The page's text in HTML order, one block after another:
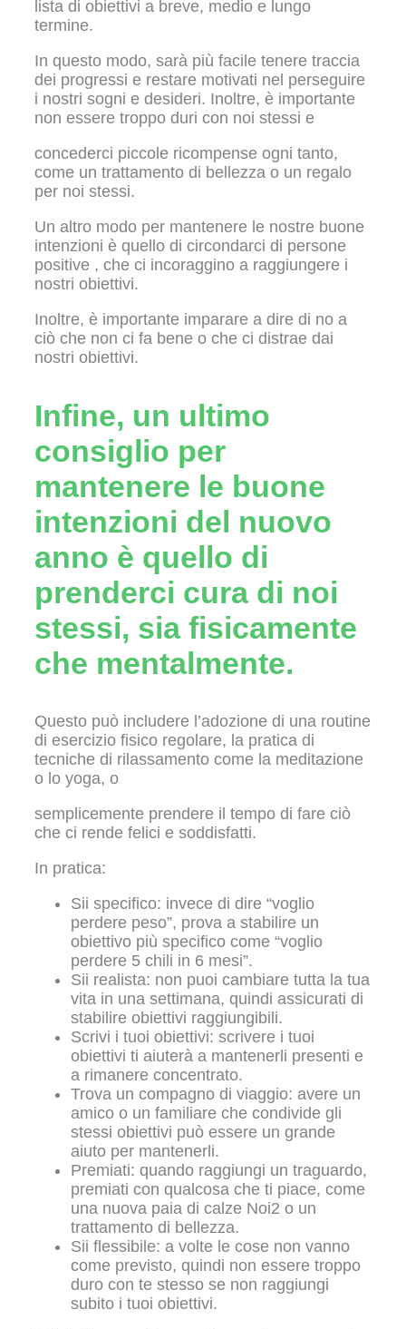
lista di obiettivi a breve, medio e lungo
termine.
In questo modo, sarà più facile tenere traccia
dei progressi e restare motivati nel perseguire
i nostri sogni e desideri. Inoltre, è importante
non essere troppo duri con noi stessi e
concederci piccole ricompense ogni tanto,
come un trattamento di bellezza o un regalo
per noi stessi.
Un altro modo per mantenere le nostre buone
intenzioni è quello di circondarci di persone
positive , che ci incoraggino a raggiungere i
nostri obiettivi.
Inoltre, è importante imparare a dire di no a
ciò che non ci fa bene o che ci distrae dai
nostri obiettivi.
Infine, un ultimo
consiglio per
mantenere le buone
intenzioni del nuovo
anno è quello di
prenderci cura di noi
stessi, sia fisicamente
che mentalmente.
Questo può includere l’adozione di una routine
di esercizio fisico regolare, la pratica di
tecniche di rilassamento come la meditazione
o lo yoga, o
semplicemente prendere il tempo di fare ciò
che ci rende felici e soddisfatti.
In pratica:
Sii specifico: invece di dire “voglio
perdere peso”, prova a stabilire un
obiettivo più specifico come “voglio
perdere 5 chili in 6 mesi”.
Sii realista: non puoi cambiare tutta la tua
vita in una settimana, quindi assicurati di
stabilire obiettivi raggiungibili.
Scrivi i tuoi obiettivi: scrivere i tuoi
obiettivi ti aiuterà a mantenerli presenti e
a rimanere concentrato.
Trova un compagno di viaggio: avere un
amico o un familiare che condivide gli
stessi obiettivi può essere un grande
aiuto per mantenerli.
Premiati: quando raggiungi un traguardo,
premiati con qualcosa che ti piace, come
una nuova paia di calze Noi2 o un
trattamento di bellezza.
Sii flessibile: a volte le cose non vanno
come previsto, quindi non essere troppo
duro con te stesso se non raggiungi
subito i tuoi obiettivi.